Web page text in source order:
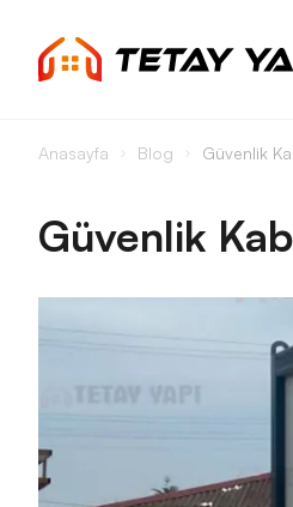
Anasayfa Blog Güvenlik
Güvenlik